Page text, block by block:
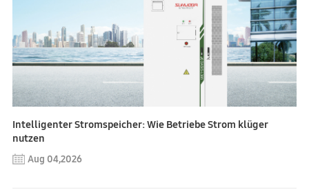
Intelligenter Stromspeicher: Wie Betriebe Strom klüger
nutzen
Aug 04,2026